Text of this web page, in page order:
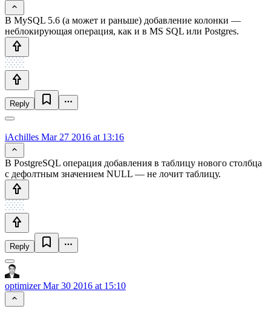
В MySQL 5.6 (а может и раньше) добавление колонки —
неблокирующая операция, как и в MS SQL или Postgres.
Reply
iAchilles Mar 27 2016 at 13:16
В PostgreSQL операция добавления в таблицу нового столбца
с дефолтным значением NULL — не лочит таблицу.
Reply
optimizerMar 30 2016 at 15:10